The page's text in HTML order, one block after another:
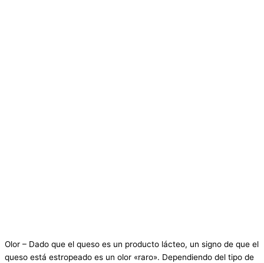
Olor – Dado que el queso es un producto lácteo, un signo de que el
queso está estropeado es un olor «raro». Dependiendo del tipo de